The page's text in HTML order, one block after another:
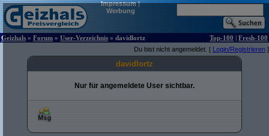
Impressum|
Werbung
Geizhals » Forum » User-Verzeichnis » davidlortz Top-100 | Fresh-100
Du bist nicht angemeldet. [ Login/Registrieren ]
davidlortz
Nur für angemeldete User sichtbar.